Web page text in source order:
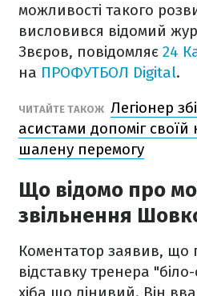
можливості такого
висловився відомий
Звєров, повідомляє 24
на ПРОФУТБОЛ Digital.
ЧИТАЙТЕ ТАКОЖ Легіонер
асистами допоміг
шалену перемогу
Що відомо про
звільнення
Коментатор заявив, що
відставку тренера